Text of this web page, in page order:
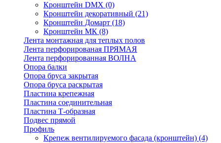
Кронштейн DMX (0)
Кронштейн декоративный (21)
Кронштейн Домарт (18)
Кронштейн МК (8)
Лента монтажная для теплых полов
Лента перфорированая ПРЯМАЯ
Лента перфорированная ВОЛНА
Опора балки
Опора бруса закрытая
Опора бруса раскрытая
Пластина крепежная
Пластина соединительная
Пластина Т-образная
Подвес прямой
Профиль
Крепеж вентилируемого фасада (кронштейн) (4)